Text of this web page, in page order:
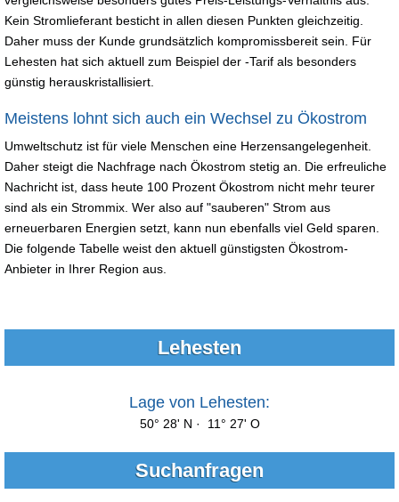
Kein Stromlieferant besticht in allen diesen Punkten gleichzeitig.
Daher muss der Kunde grundsätzlich kompromissbereit sein. Für
Lehesten hat sich aktuell zum Beispiel der -Tarif als besonders
günstig herauskristallisiert.
Meistens lohnt sich auch ein Wechsel zu Ökostrom
Umweltschutz ist für viele Menschen eine Herzensangelegenheit.
Daher steigt die Nachfrage nach Ökostrom stetig an. Die erfreuliche
Nachricht ist, dass heute 100 Prozent Ökostrom nicht mehr teurer
sind als ein Strommix. Wer also auf "sauberen" Strom aus
erneuerbaren Energien setzt, kann nun ebenfalls viel Geld sparen.
Die folgende Tabelle weist den aktuell günstigsten Ökostrom-
Anbieter in Ihrer Region aus.
Lehesten
Lage von Lehesten:
50° 28' N · 11° 27' O
Suchanfragen